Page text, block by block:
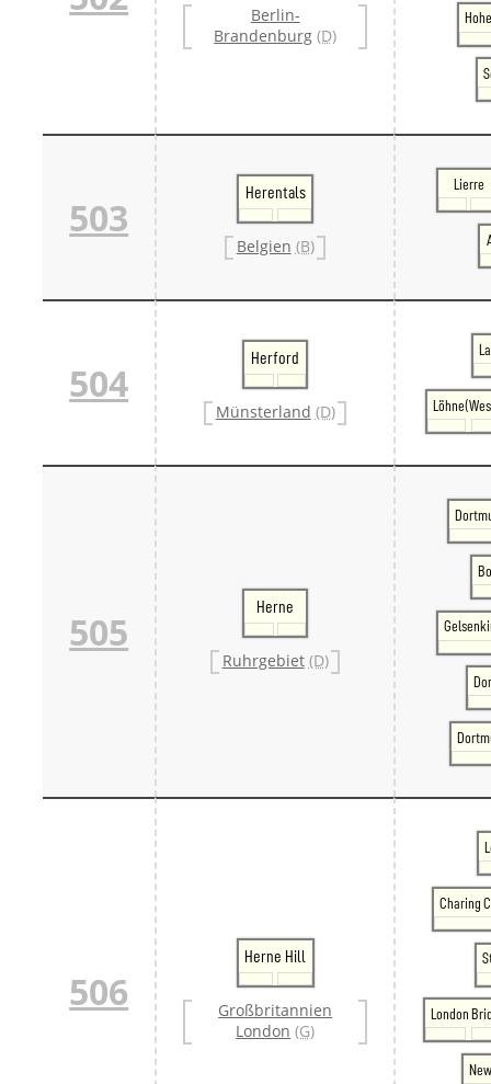
Weitere
Polen
Berlin-
Brandenburg (D)
503
Herentals
Belgien (B)
Lierre
504
Herford
Münsterland (D)
505
Herne
Ruhrgebiet (D)
506
Herne Hill
Großbritannien
London (G)
Charing
London